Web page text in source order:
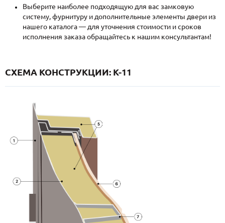
Каталог Распродажа Как купить
Записаться на замер
Выберите наиболее подходящую для вас замковую
систему, фурнитуру и дополнительные элементы двери из
нашего каталога — для уточнения стоимости и сроков
исполнения заказа обращайтесь к нашим консультантам!
СХЕМА КОНСТРУКЦИИ: K-11